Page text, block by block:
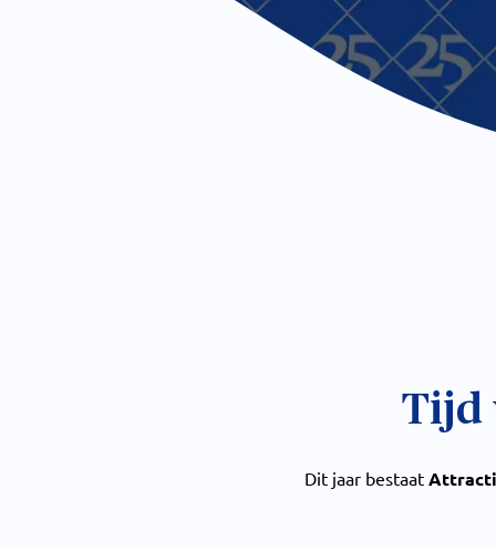
Tijd
Dit jaar bestaat